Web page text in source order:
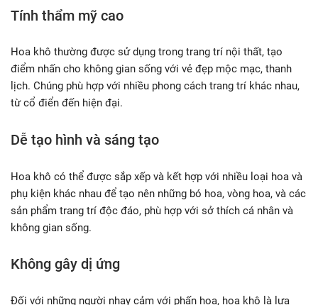
Tính thẩm mỹ cao
Hoa khô thường được sử dụng trong trang trí nội thất, tạo
điểm nhấn cho không gian sống với vẻ đẹp mộc mạc, thanh
lịch. Chúng phù hợp với nhiều phong cách trang trí khác nhau,
từ cổ điển đến hiện đại.
Dễ tạo hình và sáng tạo
Hoa khô có thể được sắp xếp và kết hợp với nhiều loại hoa và
phụ kiện khác nhau để tạo nên những bó hoa, vòng hoa, và các
sản phẩm trang trí độc đáo, phù hợp với sở thích cá nhân và
không gian sống.
Không gây dị ứng
Đối với những người nhạy cảm với phấn hoa, hoa khô là lựa